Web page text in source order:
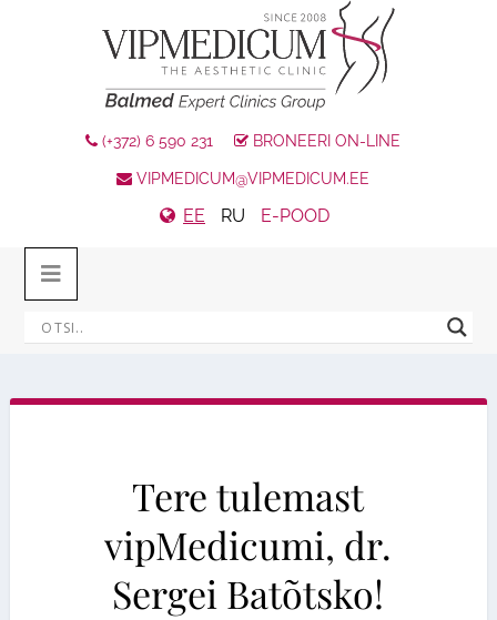
(+372) 6 590 231 BRONEERI ON-LINE
VIPMEDICUM@VIPMEDICUM.EE
EE RU E-POOD
Tere tulemast
vipMedicumi, dr.
Sergei Batõtsko!